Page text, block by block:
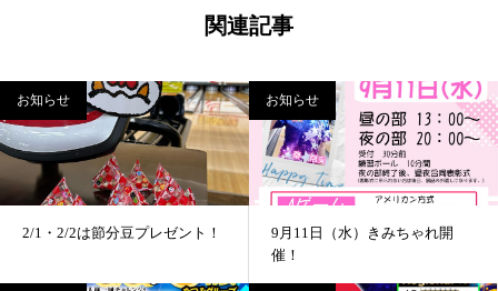
関連記事
お知らせ
2/1・2/2は節分豆プレゼント！
お知らせ
9月11日（水）きみちゃれ開
催！